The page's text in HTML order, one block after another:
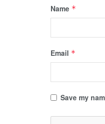
Name *
Email *
Save my